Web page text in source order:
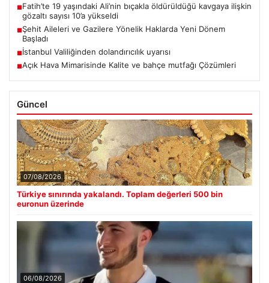
■Fatih’te 19 yaşındaki Ali’nin bıçakla öldürüldüğü kavgaya ilişkin
gözaltı sayısı 10’a yükseldi
■Şehit Aileleri ve Gazilere Yönelik Haklarda Yeni Dönem
Başladı
■İstanbul Valiliğinden dolandırıcılık uyarısı
■Açık Hava Mimarisinde Kalite ve bahçe mutfağı Çözümleri
Güncel
07/08/2026
Türkiye sınırında yakalandı. Toplam değerleri 500 bin
euronun üzerinde
06/08/2026